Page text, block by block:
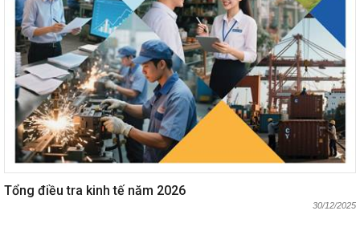
Tổng điều tra kinh tế năm 2026
30/12/2025